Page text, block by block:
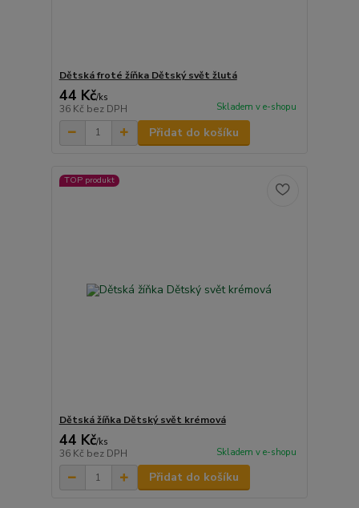
Dětská froté žíňka Dětský svět žlutá
44 Kč/ks
36 Kč bez DPH Skladem v e-shopu
Přidat do košíku
TOP produkt
Dětská žíňka Dětský svět krémová
44 Kč/ks
36 Kč bez DPH Skladem v e-shopu
Přidat do košíku